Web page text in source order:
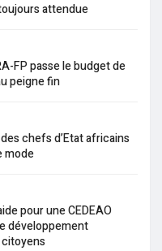
attendue
FP passe le budget de
peigne fin
chefs d’Etat africains
mode
pour une CEDEAO
développement